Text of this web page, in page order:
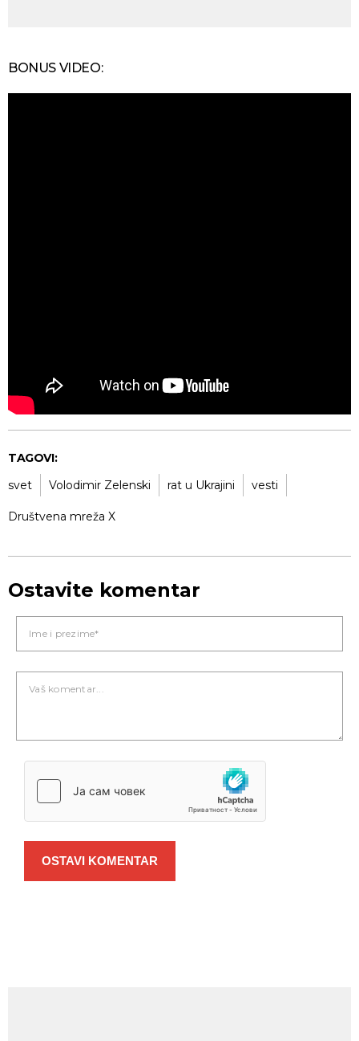
BONUS VIDEO:
TAGOVI:
svet
Volodimir Zelenski rat u Ukrajini vesti
Društvena mreža X
Ostavite komentar
OSTAVI KOMENTAR